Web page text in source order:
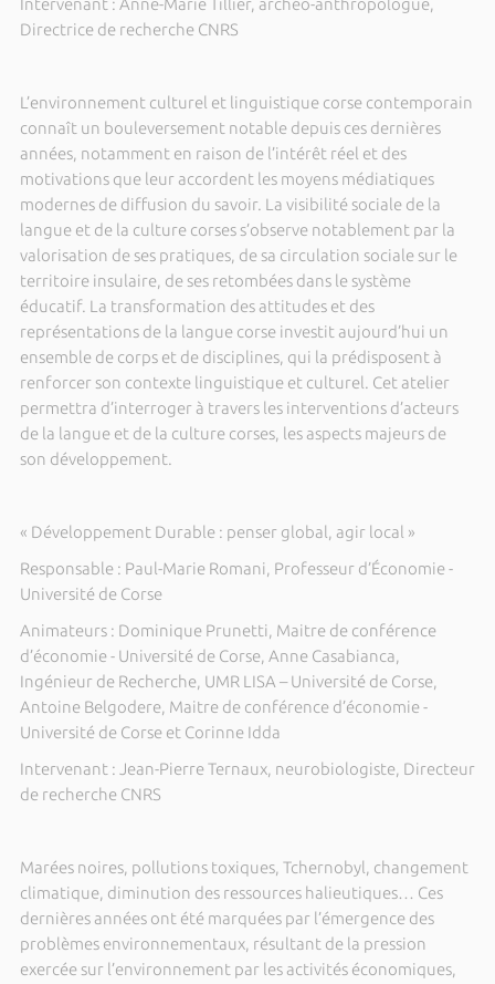
Intervenant : Anne-Marie Tillier, archéo-anthropologue,
Directrice de recherche CNRS
L’environnement culturel et linguistique corse contemporain
connaît un bouleversement notable depuis ces dernières
années, notamment en raison de l’intérêt réel et des
motivations que leur accordent les moyens médiatiques
modernes de diffusion du savoir. La visibilité sociale de la
langue et de la culture corses s’observe notablement par la
valorisation de ses pratiques, de sa circulation sociale sur le
territoire insulaire, de ses retombées dans le système
éducatif. La transformation des attitudes et des
représentations de la langue corse investit aujourd’hui un
ensemble de corps et de disciplines, qui la prédisposent à
renforcer son contexte linguistique et culturel. Cet atelier
permettra d’interroger à travers les interventions d’acteurs
de la langue et de la culture corses, les aspects majeurs de
son développement.
« Développement Durable : penser global, agir local »
Responsable : Paul-Marie Romani, Professeur d’Économie -
Université de Corse
Animateurs : Dominique Prunetti, Maitre de conférence
d’économie - Université de Corse, Anne Casabianca,
Ingénieur de Recherche, UMR LISA – Université de Corse,
Antoine Belgodere, Maitre de conférence d’économie -
Université de Corse et Corinne Idda
Intervenant : Jean-Pierre Ternaux, neurobiologiste, Directeur
de recherche CNRS
Marées noires, pollutions toxiques, Tchernobyl, changement
climatique, diminution des ressources halieutiques… Ces
dernières années ont été marquées par l’émergence des
problèmes environnementaux, résultant de la pression
exercée sur l’environnement par les activités économiques,